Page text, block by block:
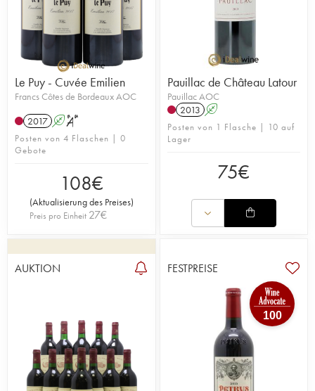
Le Puy - Cuvée Emilien
Francs Côtes de Bordeaux AOC
2017 A S
Posten von 4 Flaschen | 0
Gebote
108€
(Aktualisierung des Preises)
Preis pro Einheit 27€
Pauillac de Château Latour
Pauillac AOC
2013 A
Posten von 1 Flasche | 10 auf
Lager
75€
AUKTION FESTPREISE
100